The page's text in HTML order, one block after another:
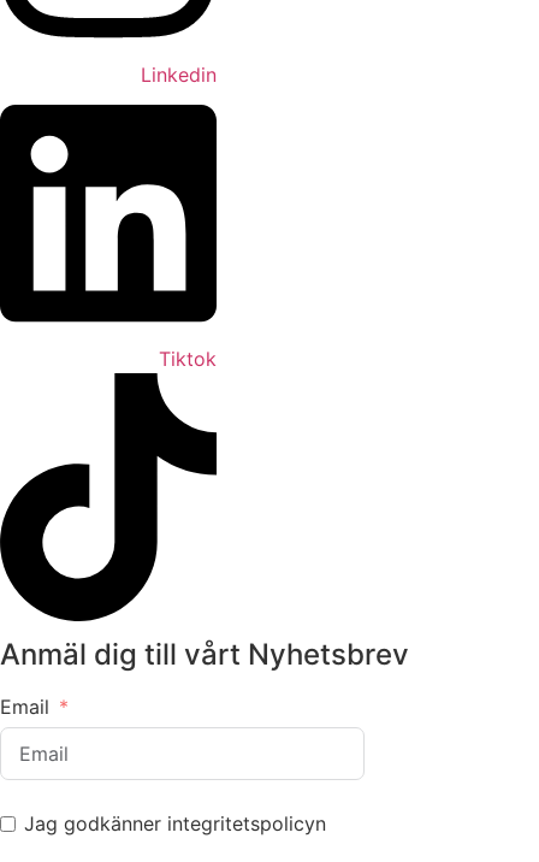
Linkedin
Tiktok
Anmäl dig till vårt Nyhetsbrev
Email
Jag godkänner integritetspolicyn